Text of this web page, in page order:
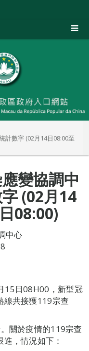
計數字 (02月14日08:00至
變協調中
(02月14
08:00)
中心
15日08H00，新型冠
線共接獲119宗查
關於疫情的119宗查
，情況如下：